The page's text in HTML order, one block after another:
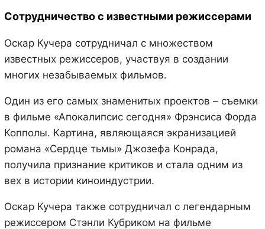
Сотрудничество с известными режиссерами
Оскар Кучера сотрудничал с множеством
известных режиссеров, участвуя в создании
многих незабываемых фильмов.
Один из его самых знаменитых проектов – съемки
в фильме «Апокалипсис сегодня» Фрэнсиса Форда
Копполы. Картина, являющаяся экранизацией
романа «Сердце тьмы» Джозефа Конрада,
получила признание критиков и стала одним из
вех в истории киноиндустрии.
Оскар Кучера также сотрудничал с легендарным
режиссером Стэнли Кубриком на фильме